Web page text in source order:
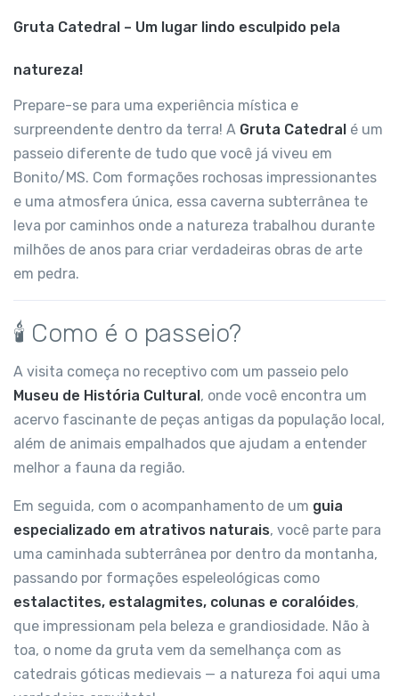
Gruta Catedral – Um lugar lindo esculpido pela
natureza!
Prepare-se para uma experiência mística e
surpreendente dentro da terra! A Gruta Catedral é um
passeio diferente de tudo que você já viveu em
Bonito/MS. Com formações rochosas impressionantes
e uma atmosfera única, essa caverna subterrânea te
leva por caminhos onde a natureza trabalhou durante
milhões de anos para criar verdadeiras obras de arte
em pedra.
🕯 Como é o passeio?
A visita começa no receptivo com um passeio pelo
Museu de História Cultural, onde você encontra um
acervo fascinante de peças antigas da população local,
além de animais empalhados que ajudam a entender
melhor a fauna da região.
Em seguida, com o acompanhamento de um guia
especializado em atrativos naturais, você parte para
uma caminhada subterrânea por dentro da montanha,
passando por formações espeleológicas como
estalactites, estalagmites, colunas e coralóides,
que impressionam pela beleza e grandiosidade. Não à
toa, o nome da gruta vem da semelhança com as
catedrais góticas medievais — a natureza foi aqui uma